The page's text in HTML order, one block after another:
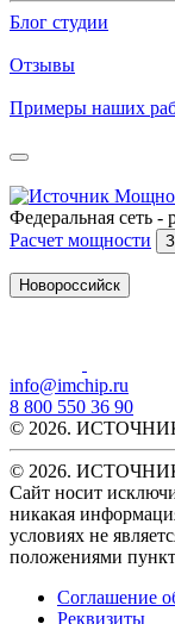
Блог студии
Отзывы
Примеры наших
Федеральная сеть -
Расчет мощности
Новороссийск
info@imchip.ru
8 800 550 36 90
© 2026.
© 2026.
Сайт носит
никакая
условиях не
положениями
Соглашение
Реквизиты